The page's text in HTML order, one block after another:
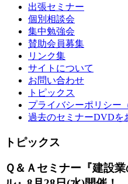
出張セミナー
個別相談会
集中勉強会
賛助会員募集
リンク集
サイトについて
お問い合わせ
トピックス
プライバシーポリシー
過去のセミナーDVDを
トピックス
Ｑ＆Ａセミナー『建設